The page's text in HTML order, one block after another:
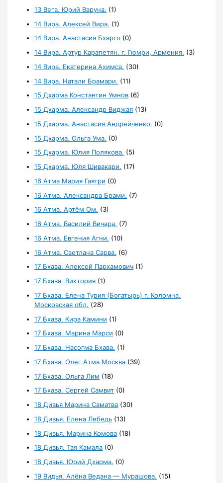
13 Вега. Юрий Варуна. (1)
14 Вира. Алексей Вира. (1)
14 Вира. Анастасия Бхарго (0)
14 Вира. Артур Карапетян. г. Гюмри, Армения. (3)
14 Вира. Екатерина Ахимса. (30)
14 Вира. Натали Брамари. (11)
15 Дхарма Константин Умнов (6)
15 Дхарма. Александр Виджая (13)
15 Дхарма. Анастасия Андрейченко. (0)
15 Дхарма. Ольга Ума. (0)
15 Дхарма. Юлия Полякова. (5)
15 Дхарма. Юля Шивакари. (17)
16 Атма Мария Гаятри (0)
16 Атма. Александра Брами. (7)
16 Атма. Артём Ом. (3)
16 Атма. Василий Вичара. (7)
16 Атма. Евгения Агни. (10)
16 Атма. Светлана Сарва. (6)
17 Бхава. Алексей Пархамович (1)
17 Бхава. Виктория (1)
17 Бхава. Елена Турия (Богатырь) г. Коломна,
Московская обл. (28)
17 Бхава. Кира Камини (1)
17 Бхава. Марина Марси (0)
17 Бхава. Насогма Бхава. (1)
17 Бхава. Олег Атма Москва (39)
17 Бхава. Ольга Лим (18)
17 Бхава. Сергей Самвит (0)
18 Дивья Марина Саматва (30)
18 Дивья. Елена Лебедь (13)
18 Дивья. Марина Комова (18)
18 Дивья. Тая Камала (0)
18 Дивья. Юрий Дхарма. (0)
19 Видья. Алёна Ведана — Мурашова. (15)